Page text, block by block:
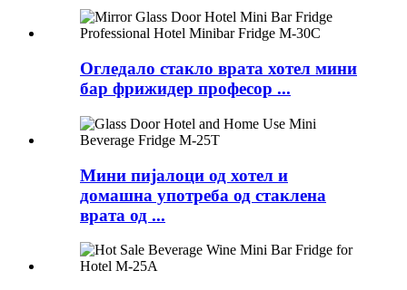
Огледало стакло врата хотел мини
бар фрижидер професор ...
Мини пијалоци од хотел и
домашна употреба од стаклена
врата од ...